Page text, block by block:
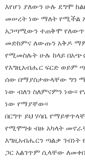
እየሆነ ያለውን ሁሉ ደግሞ
መሠረት ነው ማለት የሚችል
አጋጣሚውን ተጠቅሞ
መድከምና ለውጡን አቅዶ
የሚመስሉት ሁሉ ከላይ
የእግዚአብሔር ፍርድ ወይም
ሰው በማያስታውላቸው ግን
ነው ብለን ስለምናምን ነው፡፡
ነው የማያቸው፡፡
በርግጥ ይህ ሃሳቤ
የሚሞግቱ ብዙ አካላት
እግዚአብሔርን ጣልቃ
ጋር አልገጥም ሲላቸው